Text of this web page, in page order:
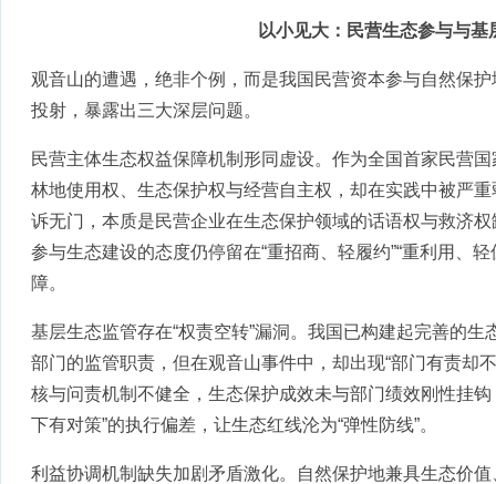
以小见大：民营生态参与与基
观音山的遭遇，绝非个例，而是我国民营资本参与自然保
投射，暴露出三大深层问题。
民营主体生态权益保障机制形同虚设。作为全国首家民营
林地使用权、生态保护权与经营自主权，却在实践中被严
诉无门，本质是民营企业在生态保护领域的话语权与救济
参与生态建设的态度仍停留在“重招商、轻履约”“重利用、
障。
基层生态监管存在“权责空转”漏洞。我国已构建起完善的
部门的监管职责，但在观音山事件中，却出现“部门有责却
核与问责机制不健全，生态保护成效未与部门绩效刚性挂
下有对策”的执行偏差，让生态红线沦为“弹性防线”。
利益协调机制缺失加剧矛盾激化。自然保护地兼具生态价